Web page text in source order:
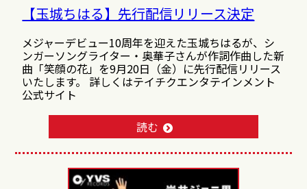
【玉城ちはる】先行配信リリース決定
メジャーデビュー10周年を迎えた玉城ちはるが、シ
ンガーソングライター・奥華子さんが作詞作曲した新
曲「笑顔の花」を9月20日（金）に先行配信リリース
いたします。 詳しくはテイチクエンタテインメント
公式サイト
読む